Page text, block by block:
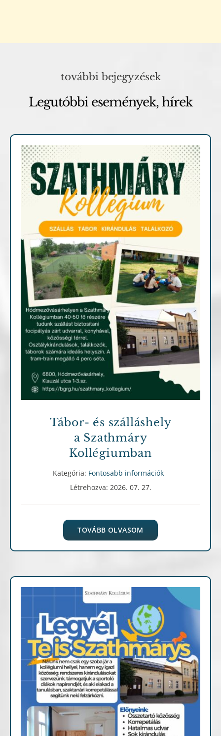
további bejegyzések
Legutóbbi események, hírek
Fontosabb információk
Tábor- és szálláshely
a Szathmáry
Kollégiumban
Kategória: Fontosabb információk
Létrehozva: 2026. 07. 27.
TOVÁBB OLVASOM
Fontosabb információk